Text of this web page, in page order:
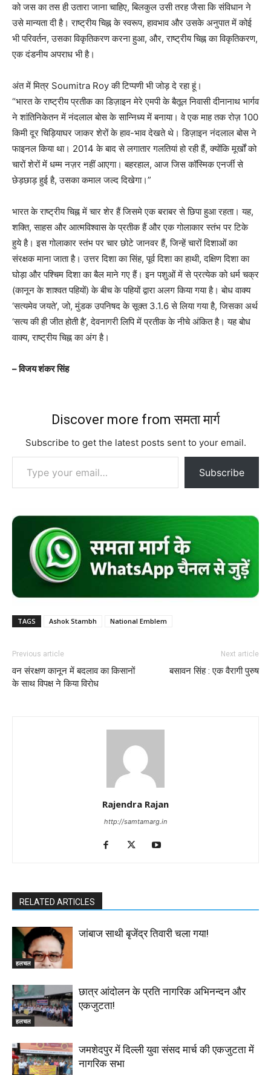
को जस का तस ही उतारा जाना चाहिए, बिलकुल उसी तरह जैसा कि संविधान ने
उसे मान्यता दी है। राष्ट्रीय चिह्न के स्वरूप, हावभाव और उसके अनुपात में कोई
भी परिवर्तन, उसका विकृतिकरण करना हुआ, और, राष्ट्रीय चिह्न का विकृतिकरण,
एक दंडनीय अपराध भी है।
अंत में मित्र Soumitra Roy की टिप्पणी भी जोड़ दे रहा हूं।
“भारत के राष्ट्रीय प्रतीक का डिज़ाइन मेरे एमपी के बैतूल निवासी दीनानाथ भार्गव
ने शांतिनिकेतन में नंदलाल बोस के सान्निध्य में बनाया। वे एक माह तक रोज़ 100
किमी दूर चिड़ियाघर जाकर शेरों के हाव-भाव देखते थे। डिज़ाइन नंदलाल बोस ने
फाइनल किया था। 2014 के बाद से लगातार गलतियां हो रही हैं, क्योंकि मूर्खों को
चारों शेरों में धम्म नज़र नहीं आएगा। बहरहाल, आज जिस कॉस्मिक एनर्जी से
छेड़छाड़ हुई है, उसका कमाल जल्द दिखेगा।”
भारत के राष्ट्रीय चिह्न में चार शेर हैं जिसमे एक बराबर से छिपा हुआ रहता। यह,
शक्ति, साहस और आत्मविश्वास के प्रतीक हैं और एक गोलाकार स्तंभ पर टिके
हुये है। इस गोलाकार स्तंभ पर चार छोटे जानवर हैं, जिन्हें चारों दिशाओं का
संरक्षक माना जाता है। उत्तर दिशा का सिंह, पूर्व दिशा का हाथी, दक्षिण दिशा का
घोड़ा और पश्चिम दिशा का बैल माने गए हैं। इन पशुओं में से प्रत्येक को धर्म चक्र
(कानून के शाश्वत पहियों) के बीच के पहियों द्वारा अलग किया गया है। बोध वाक्य
‘सत्यमेव जयते’, जो, मुंडक उपनिषद के सूक्त 3.1.6 से लिया गया है, जिसका अर्थ
‘सत्य की ही जीत होती है’, देवनागरी लिपि में प्रतीक के नीचे अंकित है। यह बोध
वाक्य, राष्ट्रीय चिह्न का अंग है।
– विजय शंकर सिंह
Discover more from समता मार्ग
Subscribe to get the latest posts sent to your email.
Type your email…
Subscribe
TAGS Ashok Stambh National Emblem
Previous article
वन संरक्षण कानून में बदलाव का किसानों
के साथ विपक्ष ने किया विरोध
Next article
बसावन सिंह : एक वैरागी पुरुष
Rajendra Rajan
http://samtamarg.in
RELATED ARTICLES
हलचल
जांबाज साथी बृजेंद्र तिवारी चला गया!
हलचल
छात्र आंदोलन के प्रति नागरिक अभिनन्दन और
एकजुटता!
जमशेदपुर में दिल्ली युवा संसद मार्च की एकजुटता में
नागरिक सभा